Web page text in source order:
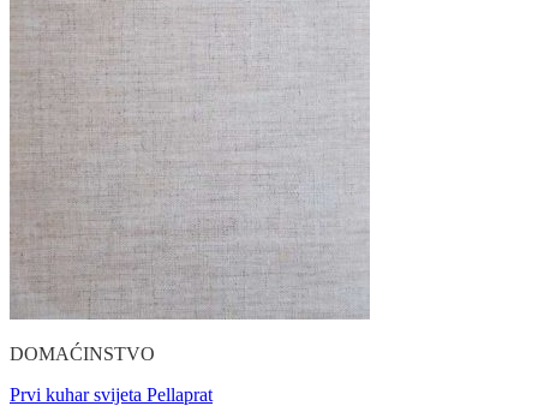
DOMAĆINSTVO
Prvi kuhar svijeta Pellaprat